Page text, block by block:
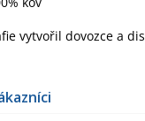
vytvořil dovozce a